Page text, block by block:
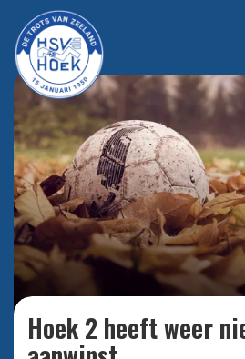
Hoek 2 heeft weer